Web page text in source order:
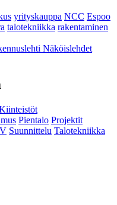
yrityskauppa NCC Espoo
talotekniikka rakentaminen
Näköislehdet
Pientalo Projektit
Suunnittelu Talotekniikka